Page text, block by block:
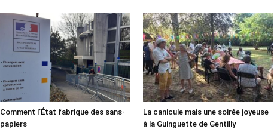
Comment l’État fabrique des sans-
papiers
La canicule mais une soirée joyeuse
à la Guinguette de Gentilly